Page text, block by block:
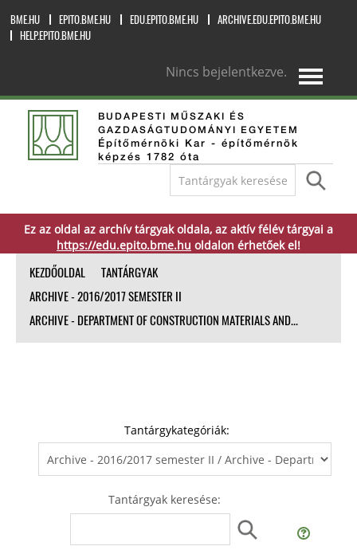
BME.HU EPITO.BME.HU EDU.EPITO.BME.HU
ARCHIVE.EDU.EPITO.BME.HU
HELP.EPITO.BME.HU
Nincs bejelentkezve.
BUDAPESTI MŰSZAKI ÉS
GAZDASÁGTUDOMÁNYI EGYETEM
Építőmérnöki Kar - építőmérnök
képzés 1782 óta
Ez az oldal az archív tárgyak oldala, az aktív félév tárgyai a
https://edu.epito.bme.hu oldalon érhetőek el!
KEZDŐOLDAL
TANTÁRGYAK
ARCHIVE - 2016/2017 SEMESTER II
ARCHIVE - DEPARTMENT OF CONSTRUCTION MATERIALS AND...
Tantárgykategóriák:
Tantárgyak keresése: